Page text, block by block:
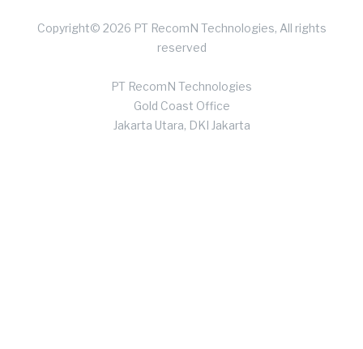
Copyright© 2026 PT RecomN Technologies, All rights
reserved
PT RecomN Technologies
Gold Coast Office
Jakarta Utara, DKI Jakarta